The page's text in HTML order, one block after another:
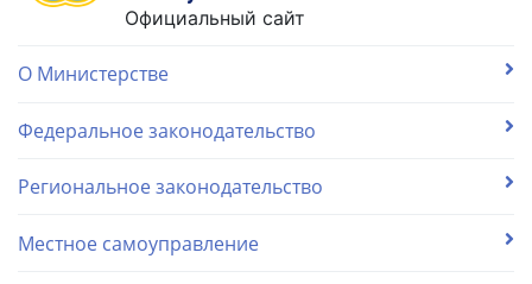
Официальный сайт
О Министерстве
Федеральное законодательство
Региональное законодательство
Местное самоуправление